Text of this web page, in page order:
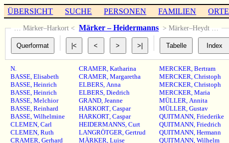
ÜBERSICHT SUCHE PERSONEN FAMILIEN ORTE
… Märker–Harkort < Märker – Heidermanns > Märker–Heydt …
N.
BASSE,Elisabeth
BASSE,Heinrich
BASSE,Heinrich
BASSE,Melchior
BASSE,Reinhard
BASSE,Wilhelmine
CLEMEN,Carl
CLEMEN,Ruth
CRAMER,Gerhard
CRAMER, Katharina
CRAMER, Margaretha
ELBERS, Anna
ELBERS, Diedrich
GRAND, Jeanne
HARKORT, Caspar
HARKORT, Caspar
HEIDERMANNS, Curt
LANGRÖTGER, Gertrud
MÄRKER, Luise
MERCKER, Bertram
MERCKER, Christoph
MERCKER, Christoph
MERCKER, Maria
MÜLLER, Annita
MÜLLER, Gustav
QUITMANN, Friederike
QUITMANN, Friedrich
QUITMANN, Hermann
QUITMANN, Wilhelm